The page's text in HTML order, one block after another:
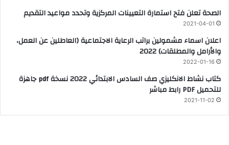
الصحة تعلن فتح استمارة التعيينات المركزية وتحدد مواعيد التقديم
2021-04-01
اعلان اسماء مشمولين براتب الرعاية الاجتماعية (العاطلين عن العمل،
والأرامل والمطلقات) 2022
2022-01-16
كتاب نشاط الانكليزي صف السادس الابتدائي 2022 نسخة pdf جاهزة
للتحميل PDF رابط مباشر
2021-11-02